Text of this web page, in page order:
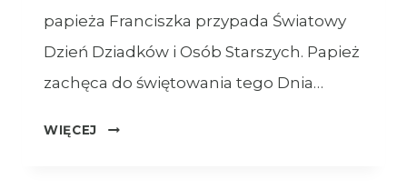
papieża Franciszka przypada Światowy
Dzień Dziadków i Osób Starszych. Papież
zachęca do świętowania tego Dnia…
WIĘCEJ
OGŁOSZENIA